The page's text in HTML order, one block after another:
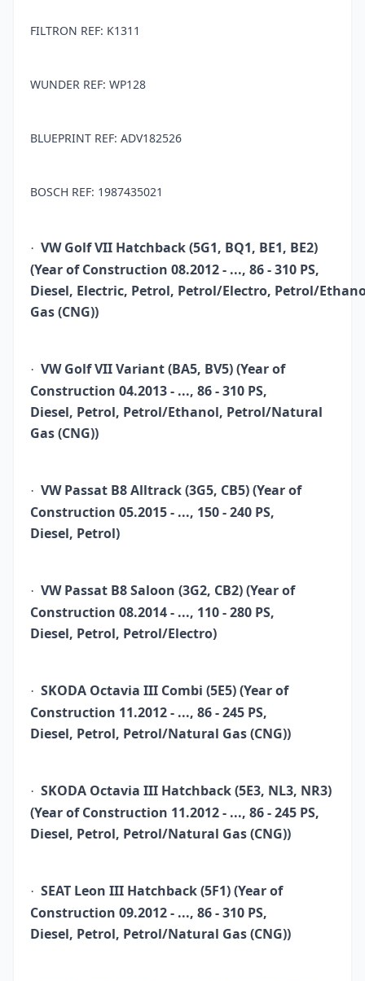
FILTRON REF: K1311
WUNDER REF: WP128
BLUEPRINT REF: ADV182526
BOSCH REF: 1987435021
· VW Golf VII Hatchback (5G1, BQ1, BE1, BE2)
(Year of Construction 08.2012 - ..., 86 - 310 PS,
Diesel, Electric, Petrol, Petrol/Electro, Petrol/
Gas (CNG))
· VW Golf VII Variant (BA5, BV5) (Year of
Construction 04.2013 - ..., 86 - 310 PS,
Diesel, Petrol, Petrol/Ethanol, Petrol/Natural
Gas (CNG))
· VW Passat B8 Alltrack (3G5, CB5) (Year of
Construction 05.2015 - ..., 150 - 240 PS,
Diesel, Petrol)
· VW Passat B8 Saloon (3G2, CB2) (Year of
Construction 08.2014 - ..., 110 - 280 PS,
Diesel, Petrol, Petrol/Electro)
· SKODA Octavia III Combi (5E5) (Year of
Construction 11.2012 - ..., 86 - 245 PS,
Diesel, Petrol, Petrol/Natural Gas (CNG))
· SKODA Octavia III Hatchback (5E3, NL3, NR3)
(Year of Construction 11.2012 - ..., 86 - 245 PS,
Diesel, Petrol, Petrol/Natural Gas (CNG))
· SEAT Leon III Hatchback (5F1) (Year of
Construction 09.2012 - ..., 86 - 310 PS,
Diesel, Petrol, Petrol/Natural Gas (CNG))